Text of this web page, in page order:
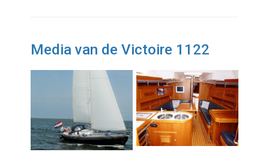
Media van de Victoire 1122